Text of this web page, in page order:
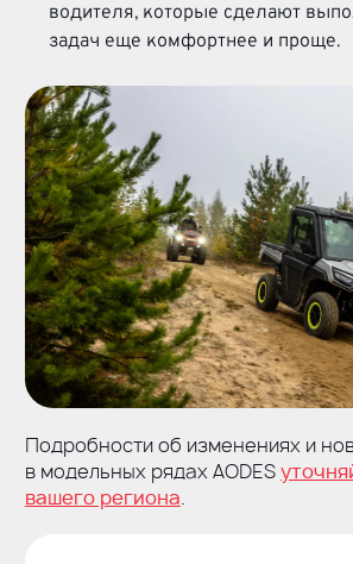
водителя, которые сделают
задач еще комфортнее и проще.
Подробности об изменениях и
в модельных рядах AODES
вашего региона.